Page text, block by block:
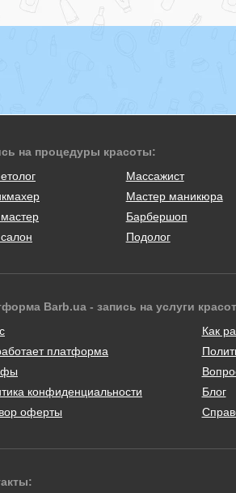
на процедуры красоты:
Массажист
Мастер маникюра
Барбершоп
Подолог
Barb.ua - запись на услуги
платформа
конфиденциальности
оферты
Как
Блог